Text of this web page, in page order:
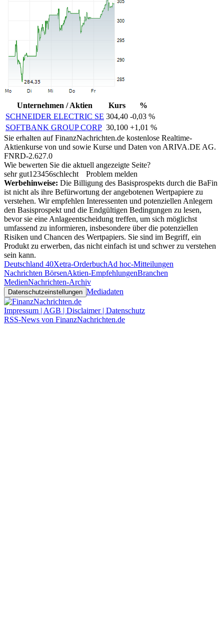
Unternehmen / Aktien Kurs
%
SCHNEIDER ELECTRIC SE 304,40 -0,03 %
SOFTBANK GROUP CORP 30,100 +1,01 %
Sie erhalten auf FinanzNachrichten.de kostenlose Realtime-
Aktienkurse von und sowie Kurse und Daten von ARIVA.DE AG.
FNRD-2.627.0
Wie bewerten Sie die aktuell angezeigte Seite?
sehr gut1 23456schlecht
Problem melden
Werbehinweise: Die Billigung des Basisprospekts durch die BaFin
ist nicht als ihre Befürwortung der angebotenen Wertpapiere zu
verstehen. Wir empfehlen Interessenten und potenziellen Anlegern
den Basisprospekt und die Endgültigen Bedingungen zu lesen,
bevor sie eine Anlageentscheidung treffen, um sich möglichst
umfassend zu informieren, insbesondere über die potenziellen
Risiken und Chancen des Wertpapiers. Sie sind im Begriff, ein
Produkt zu erwerben, das nicht einfach ist und schwer zu verstehen
sein kann.
Deutschland 40Xetra-OrderbuchAd hoc-Mitteilungen
Nachrichten BörsenAktien-EmpfehlungenBranchen
MedienNachrichten-Archiv
Datenschutzeinstellungen Mediadaten
Impressum | AGB | Disclaimer | Datenschutz
RSS-News von FinanzNachrichten.de